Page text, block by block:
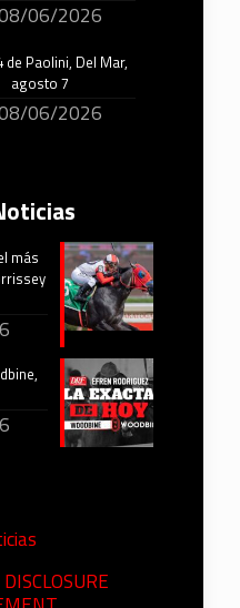
06/2026
de Paolini, Del Mar,
agosto 7
06/2026
más